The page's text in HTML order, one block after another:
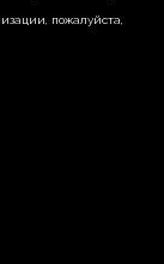
пожалуйста,